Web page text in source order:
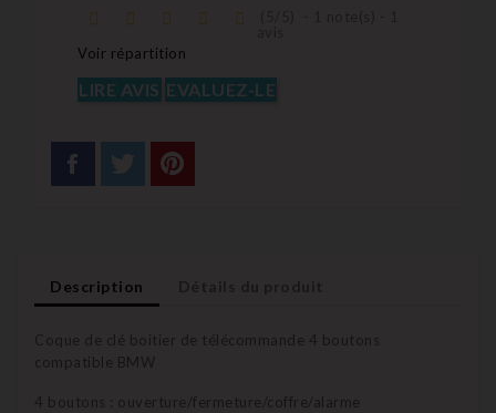
Voir répartition
LIRE AVIS EVALUEZ-LE
Description
Coque de clé boitier de télécommande 4 boutons
compatible BMW
4 boutons : ouverture/fermeture/coffre/alarme